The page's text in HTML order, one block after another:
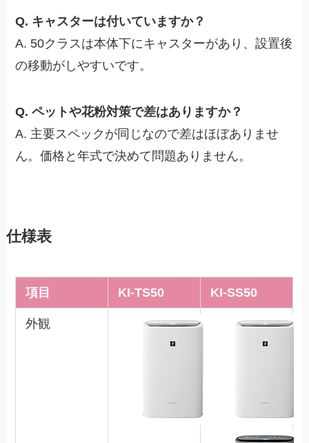
Q. キャスターは付いていますか？
A. 50クラスは本体下にキャスターがあり、設置後
の移動がしやすいです。
Q. ペットや花粉対策で差はありますか？
A. 主要スペックが同じなので差はほぼありませ
ん。価格と年式で決めて問題ありません。
仕様表
項目 KI-TS50 KI-SS50
外観